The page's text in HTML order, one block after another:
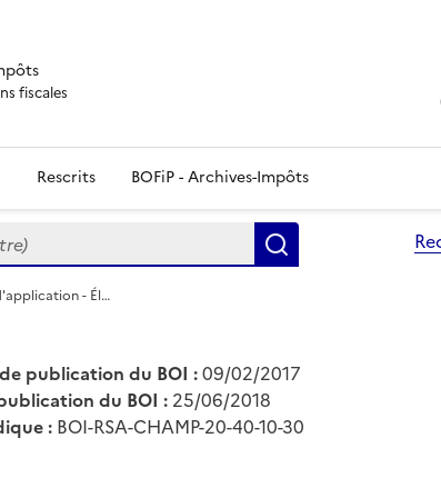
fiscales
Rescrits BOFiP - Archives-Impôts
- Él…
publication du BOI :09/02/2017
du BOI : 25/06/2018
: BOI-RSA-CHAMP-20-40-10-30